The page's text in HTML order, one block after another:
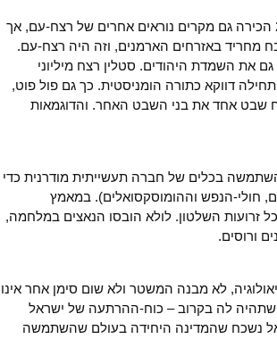
השואה הייתה פשע יחיד במינו. אמנם, המאה ה-20 הכירה גם מקרים נוראים אחרים של רצח-עם, אך
מחריד באזרחים הארמנים, וזה היה רצח-עם.
את השמדת היהודים. סטלין רצח מיליוני
דווקא כתורה הומניסטית. כך גם פול פוט,
שבט אחד את בני השבט האחר. והדוגמאות
בכלים של חברה תעשייתית מודרנית כדי
חולי-הנפש וההומוסקסואלים). במאמץ
זרועות השלטון. לולא הובסו הנאצים במלחמה,
ורוסים.
לא מבנה המשטר ולא שום סימן אחר אינו
שתהיה לה בקרוב – כוח-ההרתעה של ישראל
נשכח שהמדינה היחידה בעולם שהשתמשה